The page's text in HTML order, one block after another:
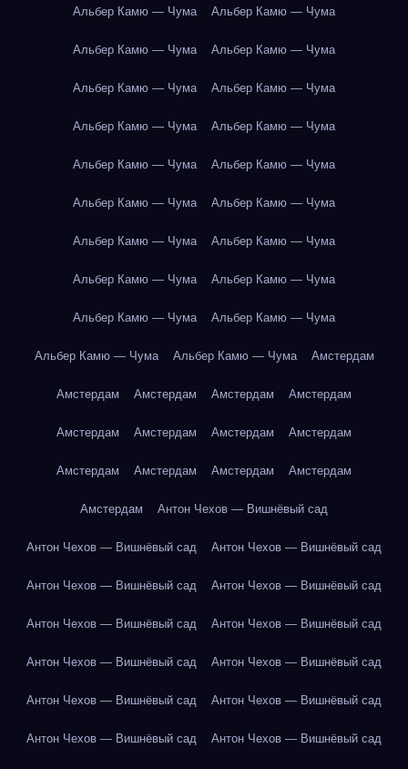
Альбер Камю — Чума Альбер Камю — Чума
Альбер Камю — Чума Альбер Камю — Чума
Альбер Камю — Чума Альбер Камю — Чума
Альбер Камю — Чума Альбер Камю — Чума
Альбер Камю — Чума Альбер Камю — Чума
Альбер Камю — Чума Альбер Камю — Чума
Альбер Камю — Чума Альбер Камю — Чума
Альбер Камю — Чума Альбер Камю — Чума
Альбер Камю — Чума Альбер Камю — Чума
Альбер Камю — Чума Альбер Камю — Чума Амстердам
Амстердам Амстердам Амстердам Амстердам
Амстердам Амстердам Амстердам Амстердам
Амстердам Амстердам Амстердам Амстердам
Амстердам Антон Чехов — Вишнёвый сад
Антон Чехов — Вишнёвый сад Антон Чехов — Вишнёвый сад
Антон Чехов — Вишнёвый сад Антон Чехов — Вишнёвый сад
Антон Чехов — Вишнёвый сад Антон Чехов — Вишнёвый сад
Антон Чехов — Вишнёвый сад Антон Чехов — Вишнёвый сад
Антон Чехов — Вишнёвый сад Антон Чехов — Вишнёвый сад
Антон Чехов — Вишнёвый сад Антон Чехов — Вишнёвый сад